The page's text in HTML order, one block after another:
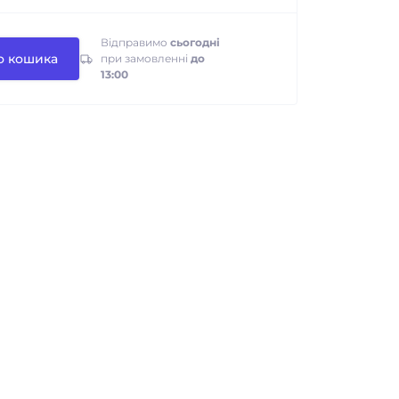
кошика
Відправимо сьогодні
при замовленні до
13:00